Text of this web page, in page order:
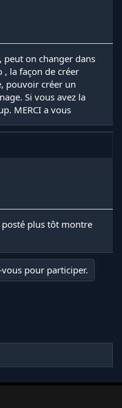
peut on changer dans
, la façon de créer
pouvoir créer un
Si vous avez la
MERCI a vous
posté plus tôt montre
pour participer.